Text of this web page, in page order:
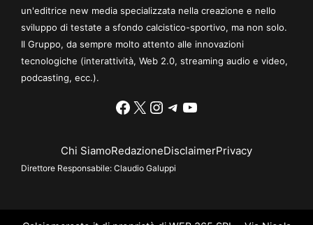
un'editrice new media specializzata nella creazione e nello
sviluppo di testate a sfondo calcistico-sportivo, ma non solo.
Il Gruppo, da sempre molto attento alle innovazioni
tecnologiche (interattività, Web 2.0, streaming audio e video,
podcasting, ecc.).
Facebook
X Instagram
Telegram
YouTube
Chi SiamoRedazioneDisclaimerPrivacy
Direttore Responsabile: Claudio Galuppi